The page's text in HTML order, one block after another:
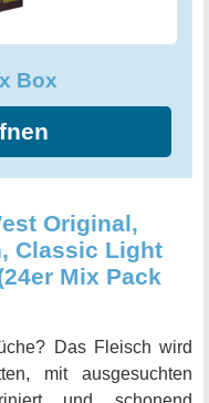
Box
Original,
Classic Light
Mix Pack
Das Fleisch wird
mit ausgesuchten